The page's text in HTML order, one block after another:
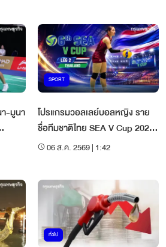
-มูนา
SPORT
โปรแกรมวอลเลย์บอลหญิง ราย
ชื่อทีมชาติไทย SEA V Cup 2026
เลก 2 ที่ไทย
06 ส.ค. 2569 | 1:42
ทั่วไป